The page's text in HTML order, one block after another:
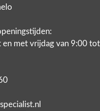
en met vrijdag van 9:00